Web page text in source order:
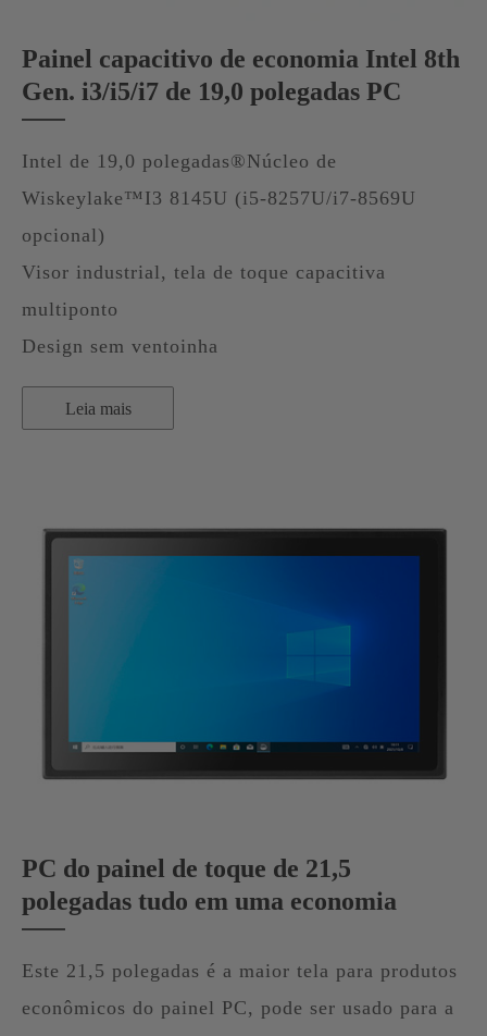
Painel capacitivo de economia Intel 8th
Gen. i3/i5/i7 de 19,0 polegadas PC
Intel de 19,0 polegadas®Núcleo de
Wiskeylake™I3 8145U (i5-8257U/i7-8569U
opcional)
Visor industrial, tela de toque capacitiva
multiponto
Design sem ventoinha
Leia mais
PC do painel de toque de 21,5
polegadas tudo em uma economia
Este 21,5 polegadas é a maior tela para produtos
econômicos do painel PC, pode ser usado para a